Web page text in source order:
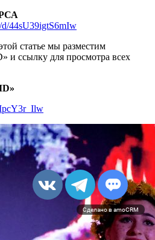
44sU39igtS6mIw
статье мы разместим
и ссылку для просмотра всех
Сделано в amoCRM